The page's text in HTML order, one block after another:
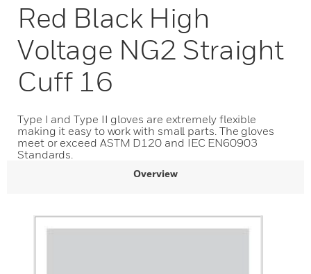
Red Black High
Voltage NG2 Straight
Cuff 16
Type I and Type II gloves are extremely flexible
making it easy to work with small parts. The gloves
meet or exceed ASTM D120 and IEC EN60903
Standards.
Overview